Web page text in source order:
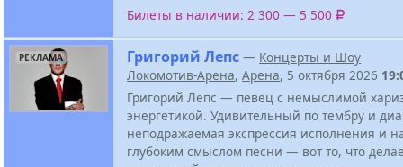
Билеты в наличии: 2 300 — 5 500
РЕКЛАМА Григорий Лепс — Концерты и Шоу
Локомотив-Арена, Арена, 5 октября 2026
Григорий Лепс — певец с немыслимой
энергетикой. Удивительный по тембру и
неподражаемая экспрессия исполнения и
глубоким смыслом песни — вот то, что